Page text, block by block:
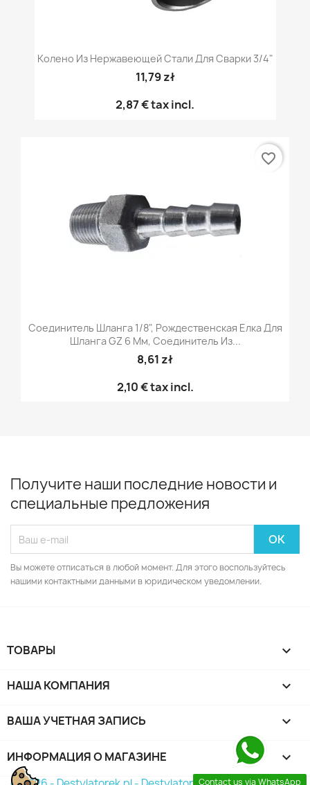
Колено Из Нержавеющей Стали Для Сварки 3/4"
11,79 zł
2,87 €tax incl.
Соединитель Шланга 1/8", Рождественская Елка Для
Шланга GZ 6 Мм, Соединитель Из...
8,61 zł
2,10 €tax incl.
favorite_border
Получите наши последние новости и
специальные предложения
Вы можете отписаться в любой момент. Для этого воспользуйтесь
нашими контактными данными в юридическом уведомлении.
ТОВАРЫ 
НАША КОМПАНИЯ 
ВАША УЧЕТНАЯ ЗАПИСЬ 
Contact us via WhatsApp
ИНФОРМАЦИЯ О МАГАЗИНЕ keyboard_arrow_down